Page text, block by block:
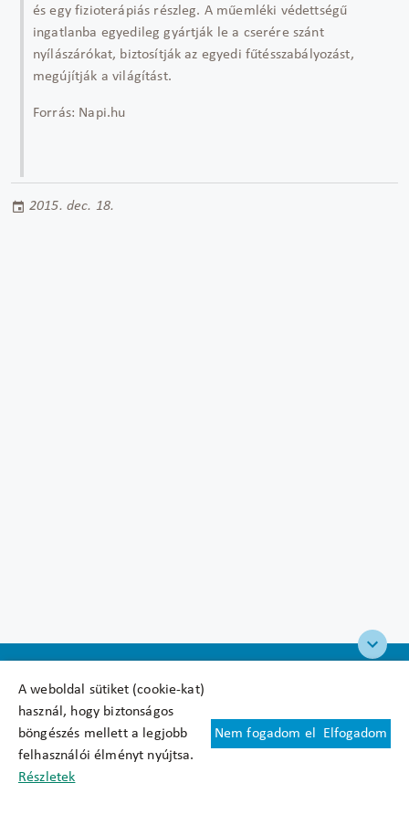
A weboldal sütiket (cookie-kat)
használ, hogy biztonságos
böngészés mellett a legjobb
felhasználói élményt nyújtsa.
Részletek
Nem fogadom el Elfogadom
és egy fizioterápiás részleg. A műemléki védettségű
ingatlanba egyedileg gyártják le a cserére szánt
nyílászárókat, biztosítják az egyedi fűtésszabályozást,
megújítják a világítást.
Forrás: Napi.hu
2015. dec. 18.
Felhasználási feltételek